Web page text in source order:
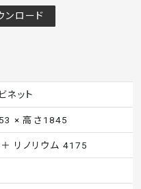
ンロード
ネット
× 高さ1845
＋ リノリウム 4175